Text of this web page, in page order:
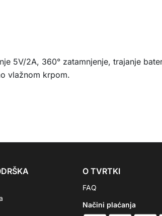
5V/2A, 360° zatamnjenje, trajanje
vlažnom krpom.
O TVRTKI
FAQ
Načini plaćanja